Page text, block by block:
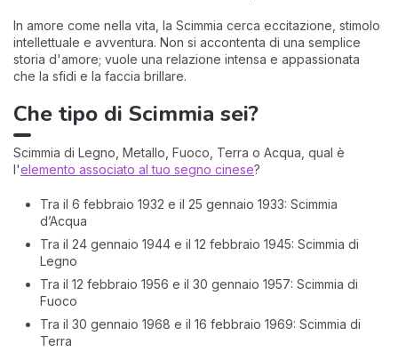
In amore come nella vita, la Scimmia cerca eccitazione, stimolo
intellettuale e avventura. Non si accontenta di una semplice
storia d'amore; vuole una relazione intensa e appassionata
che la sfidi e la faccia brillare.
Che tipo di Scimmia sei?
Scimmia di Legno, Metallo, Fuoco, Terra o Acqua, qual è
l'elemento associato al tuo segno cinese?
Tra il 6 febbraio 1932 e il 25 gennaio 1933: Scimmia
d’Acqua
Tra il 24 gennaio 1944 e il 12 febbraio 1945: Scimmia di
Legno
Tra il 12 febbraio 1956 e il 30 gennaio 1957: Scimmia di
Fuoco
Tra il 30 gennaio 1968 e il 16 febbraio 1969: Scimmia di
Terra